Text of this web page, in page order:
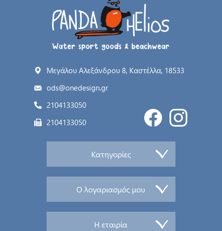
Μεγάλου Αλεξάνδρου 8, Καστέλλα, 18533
ods@onedesign.gr
2104133050
2104133050
Κατηγορίες
Ο λογαριασμός μου
Η εταιρία